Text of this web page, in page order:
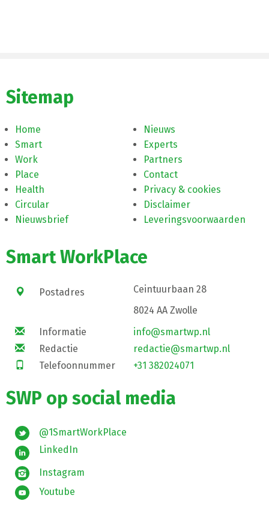
Sitemap
Home
Smart
Work
Place
Health
Circular
Nieuwsbrief
Nieuws
Experts
Partners
Contact
Privacy & cookies
Disclaimer
Leveringsvoorwaarden
Smart WorkPlace
Postadres
Ceintuurbaan 28
8024 AA Zwolle
Informatie
info@smartwp.nl
Redactie
redactie@smartwp.nl
Telefoonnummer
+31 382024071
SWP op social media
@1SmartWorkPlace
LinkedIn
Instagram
Youtube